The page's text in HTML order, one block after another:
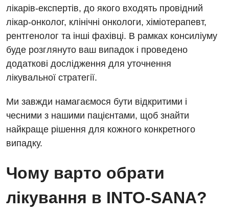
лікарів-експертів, до якого входять провідний
лікар-онколог, клінічні онкологи, хіміотерапевт,
рентгенолог та інші фахівці. В рамках консиліуму
буде розглянуто ваш випадок і проведено
додаткові дослідження для уточнення
лікувальної стратегії.
Ми завжди намагаємося бути відкритими і
чесними з нашими пацієнтами, щоб знайти
найкраще рішення для кожного конкретного
випадку.
Чому варто обрати
лікування в INTO-SANA?